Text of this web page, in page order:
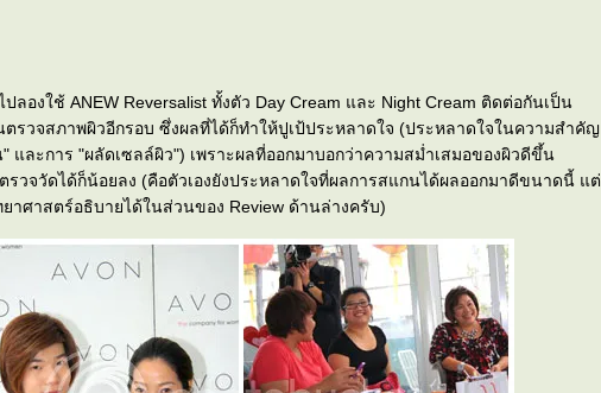
ลองใช้ ANEW Reversalist ทั้งตัว Day Cream และ Night Cream ติดต่อกันเป็น
ตรวจสภาพผิวอีกรอบ ซึ่งผลที่ได้ก็ทำให้ปูเป้ประหลาดใจ (ประหลาดใจในความสำคัญ
") เพราะผลที่ออกมาบอกว่าความสม่ำเสมอของผิวดีขึ้น
วจวัดได้ก็น้อยลง (คือตัวเองยังประหลาดใจที่ผลการสแกนได้ผลออกมาดีขนาดนี้ แต่
าศาสตร์อธิบายได้ในส่วนของ Review ด้านล่างครับ)